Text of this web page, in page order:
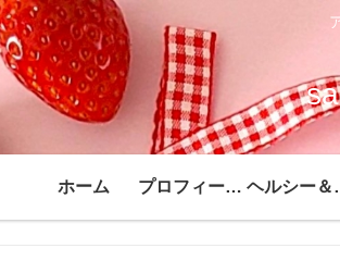
ホーム プロフィール♪ ヘル